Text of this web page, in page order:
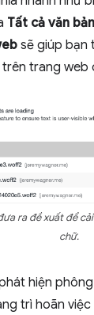
Tất cả văn
sẽ giúp bạn
trang web
ra đề xuất để
chữ.
hiện
trì hoãn